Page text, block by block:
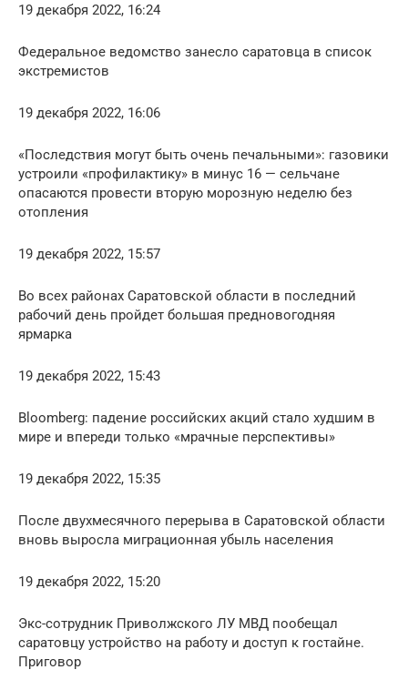
19 декабря 2022, 16:24
Федеральное ведомство занесло саратовца в список
экстремистов
19 декабря 2022, 16:06
«Последствия могут быть очень печальными»: газовики
устроили «профилактику» в минус 16 — сельчане
опасаются провести вторую морозную неделю без
отопления
19 декабря 2022, 15:57
Во всех районах Саратовской области в последний
рабочий день пройдет большая предновогодняя
ярмарка
19 декабря 2022, 15:43
Bloomberg: падение российских акций стало худшим в
мире и впереди только «мрачные перспективы»
19 декабря 2022, 15:35
После двухмесячного перерыва в Саратовской области
вновь выросла миграционная убыль населения
19 декабря 2022, 15:20
Экс-сотрудник Приволжского ЛУ МВД пообещал
саратовцу устройство на работу и доступ к гостайне.
Приговор